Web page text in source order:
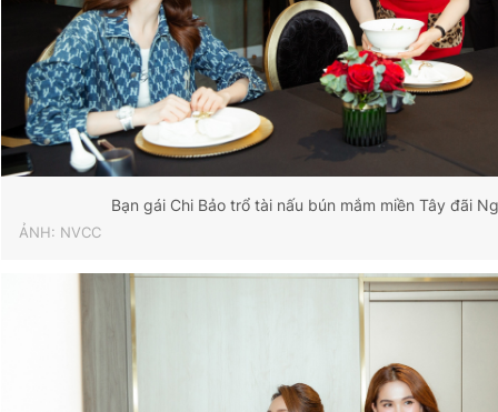
Bạn gái Chi Bảo trổ tài nấu bún mắm miền Tây đãi
ẢNH: NVCC